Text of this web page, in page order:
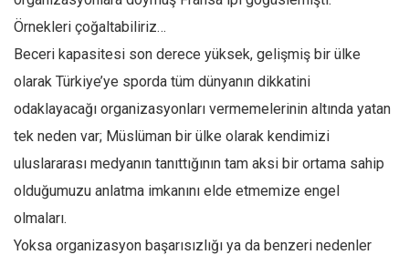
Örnekleri çoğaltabiliriz…
Beceri kapasitesi son derece yüksek, gelişmiş bir ülke
olarak Türkiye’ye sporda tüm dünyanın dikkatini
odaklayacağı organizasyonları vermemelerinin altında yatan
tek neden var; Müslüman bir ülke olarak kendimizi
uluslararası medyanın tanıttığının tam aksi bir ortama sahip
olduğumuzu anlatma imkanını elde etmemize engel
olmaları.
Yoksa organizasyon başarısızlığı ya da benzeri nedenler